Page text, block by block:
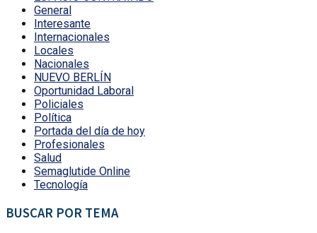
General
Interesante
Internacionales
Locales
Nacionales
NUEVO BERLÍN
Oportunidad Laboral
Policiales
Política
Portada del día de hoy
Profesionales
Salud
Semaglutide Online
Tecnología
BUSCAR POR TEMA